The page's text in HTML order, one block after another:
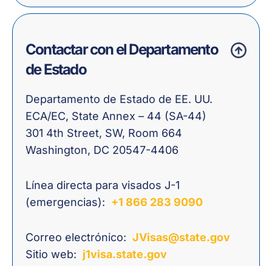
Contactar con el Departamento
de Estado
Departamento de Estado de EE. UU.
ECA/EC, State Annex – 44 (SA-44)
301 4th Street, SW, Room 664
Washington, DC 20547-4406
Línea directa para visados J-1
(emergencias): +1 866 283 9090
Correo electrónico: JVisas@state.gov
Sitio web: j1visa.state.gov